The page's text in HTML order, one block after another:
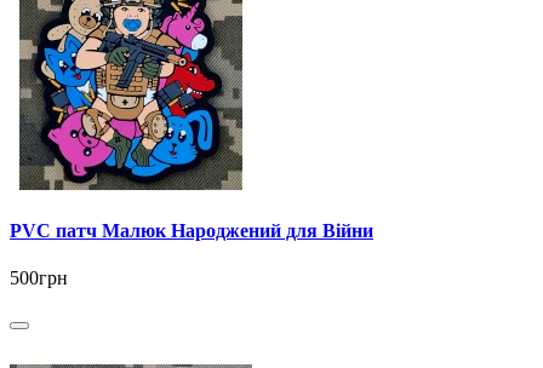
PVC патч Малюк Народжений для Війни
500грн